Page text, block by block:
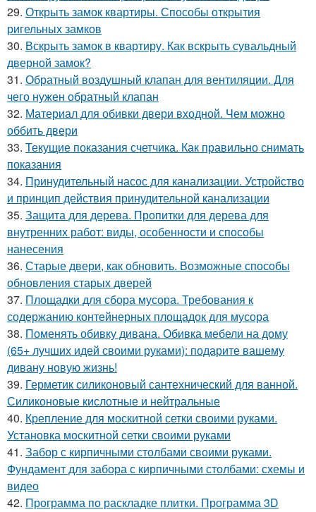
29. Открыть замок квартиры. Способы открытия
ригельных замков
30. Вскрыть замок в квартиру. Как вскрыть сувальдный
дверной замок?
31. Обратный воздушный клапан для вентиляции. Для
чего нужен обратный клапан
32. Материал для обивки двери входной. Чем можно
оббить двери
33. Текущие показания счетчика. Как правильно снимать
показания
34. Принудительный насос для канализации. Устройство
и принцип действия принудительной канализации
35. Защита для дерева. Пропитки для дерева для
внутренних работ: виды, особенности и способы
нанесения
36. Старые двери, как обновить. Возможные способы
обновления старых дверей
37. Площадки для сбора мусора. Требования к
содержанию контейнерных площадок для мусора
38. Поменять обивку дивана. Обивка мебели на дому
(65+ лучших идей своими руками): подарите вашему
дивану новую жизнь!
39. Герметик силиконовый сантехнический для ванной.
Силиконовые кислотные и нейтральные
40. Крепление для москитной сетки своими руками.
Установка москитной сетки своими руками
41. Забор с кирпичными столбами своими руками.
Фундамент для забора с кирпичными столбами: схемы и
видео
42. Программа по раскладке плитки. Программа 3D